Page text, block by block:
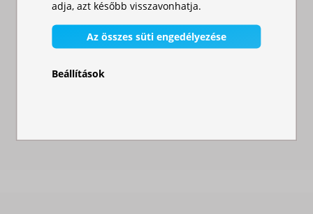
ideális választás. Elég elegáns terítőkkel vagy stretch huzatokkal
kiegészíteni, amelyek professzionális és stílusos megjelenést adnak
az asztaloknak. A vendégek természetesen gyűlnek össze körülötte,
52 000,00 Ft
98 500,00 Ft
adja, azt később visszavonhatja.
Az összes süti engedélyezése
Beállítások